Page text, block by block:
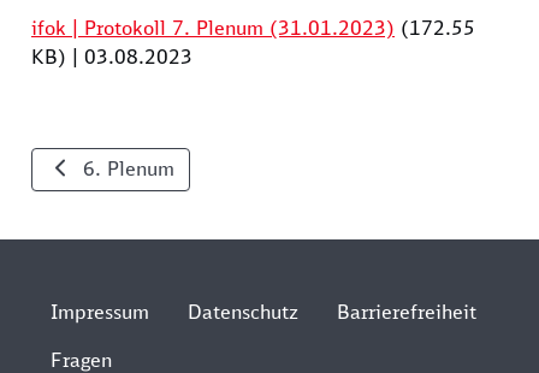
ifok | Protokoll 7. Plenum (31.01.2023) (172.55
KB)
03.08.2023
Weiterblättern: 7. Plenum
6. Plenum
Impressum Datenschutz
Barrierefreiheit
Fragen